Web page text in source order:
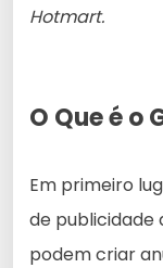
Hotmart.
O Que é o
Em primeiro
de publicidade
podem criar